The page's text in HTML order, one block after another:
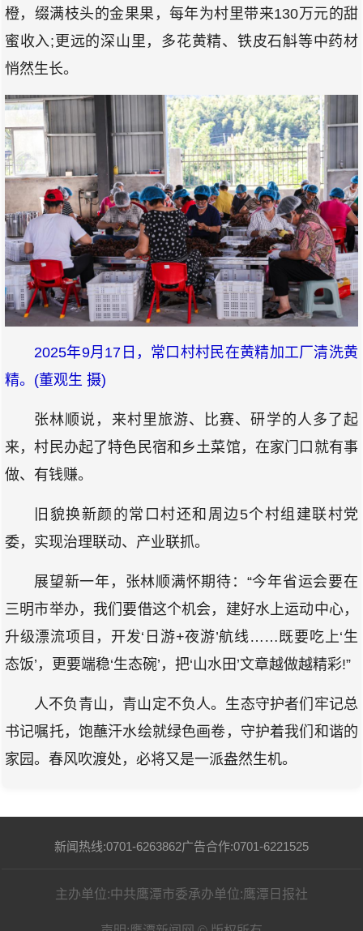
橙，缀满枝头的金果果，每年为村里带来130万元的甜
蜜收入;更远的深山里，多花黄精、铁皮石斛等中药材
悄然生长。
2025年9月17日，常口村村民在黄精加工厂清洗黄
精。(董观生 摄)
张林顺说，来村里旅游、比赛、研学的人多了起
来，村民办起了特色民宿和乡土菜馆，在家门口就有事
做、有钱赚。
旧貌换新颜的常口村还和周边5个村组建联村党
委，实现治理联动、产业联抓。
展望新一年，张林顺满怀期待：“今年省运会要在
三明市举办，我们要借这个机会，建好水上运动中心，
升级漂流项目，开发‘日游+夜游’航线……既要吃上‘生
态饭’，更要端稳‘生态碗’，把‘山水田’文章越做越精彩!”
人不负青山，青山定不负人。生态守护者们牢记总
书记嘱托，饱蘸汗水绘就绿色画卷，守护着我们和谐的
家园。春风吹渡处，必将又是一派盎然生机。
新闻热线:0701-6263862广告合作:0701-6221525
主办单位:中共鹰潭市委承办单位:鹰潭日报社